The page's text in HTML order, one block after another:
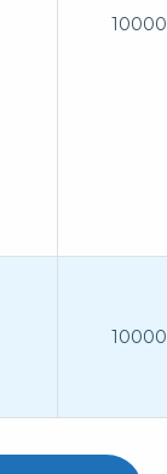
10000
10000